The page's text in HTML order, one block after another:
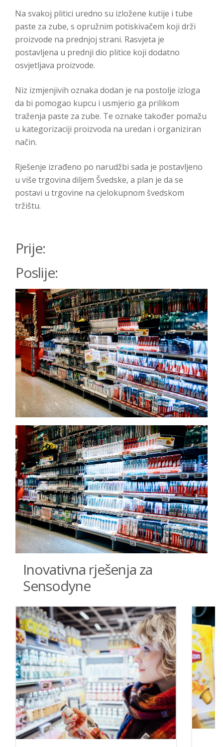
Na svakoj plitici uredno su izložene kutije i tube
paste za zube, s opružnim potiskivačem koji drži
proizvode na prednjoj strani. Rasvjeta je
postavljena u prednji dio plitice koji dodatno
osvjetljava proizvode.
Niz izmjenjivih oznaka dodan je na postolje izloga
da bi pomogao kupcu i usmjerio ga prilikom
traženja paste za zube. Te oznake također pomažu
u kategorizaciji proizvoda na uredan i organiziran
način.
Rješenje izrađeno po narudžbi sada je postavljeno
u više trgovina diljem Švedske, a plan je da se
postavi u trgovine na cjelokupnom švedskom
tržištu.
Prije:
Poslije:
Inovativna rješenja za
Sensodyne